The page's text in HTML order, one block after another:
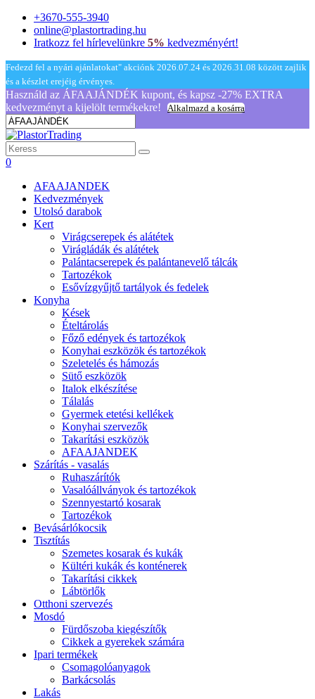
+3670-555-3940
online@plastortrading.hu
Iratkozz fel hírlevelünkre 5% kedvezményért!
Fedezd fel a nyári ajánlatokat" akciónk 2026.07.24 és 2026.31.08 között zajlik
és a készlet erejéig érvényes.
Használd az ÁFAAJÁNDÉK kupont, és kapsz -27% EXTRA
kedvezményt a kijelölt termékekre!
Alkalmazd a kosárra
0
AFAAJANDEK
Kedvezmények
Utolsó darabok
Kert
Virágcserepek és alátétek
Virágládák és alátétek
Palántacserepek és palántanevelő tálcák
Tartozékok
Esővízgyűjtő tartályok és fedelek
Konyha
Kések
Ételtárolás
Főző edények és tartozékok
Konyhai eszközök és tartozékok
Szeletelés és hámozás
Sütő eszközök
Italok elkészítése
Tálalás
Gyermek etetési kellékek
Konyhai szervezők
Takarítási eszközök
AFAAJANDEK
Szárítás - vasalás
Ruhaszárítók
Vasalóállványok és tartozékok
Szennyestartó kosarak
Tartozékok
Bevásárlókocsik
Tisztítás
Szemetes kosarak és kukák
Kültéri kukák és konténerek
Takarítási cikkek
Lábtörlők
Otthoni szervezés
Mosdó
Fürdőszoba kiegészítők
Cikkek a gyerekek számára
Ipari termékek
Csomagolóanyagok
Barkácsolás
Lakás